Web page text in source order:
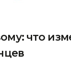
что